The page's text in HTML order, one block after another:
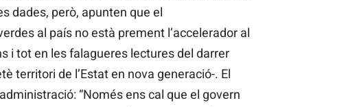
dades, però, apunten que el
al país no està prement l’accelerador al
i tot en les falagueres lectures del darrer
territori de l’Estat en nova generació-. El
“Només ens cal que el govern